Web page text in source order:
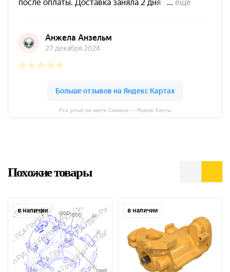
Pca group на карте Самары — Яндекс Карты
Похожие товары
в наличии в наличии